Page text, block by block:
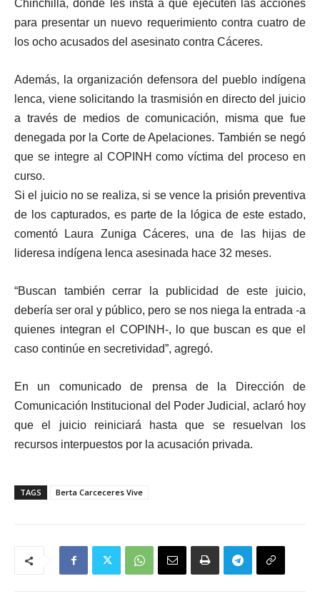
Chinchilla, donde les insta a que ejecuten las acciones
para presentar un nuevo requerimiento contra cuatro de
los ocho acusados del asesinato contra Cáceres.
Además, la organización defensora del pueblo indígena
lenca, viene solicitando la trasmisión en directo del juicio
a través de medios de comunicación, misma que fue
denegada por la Corte de Apelaciones. También se negó
que se integre al COPINH como víctima del proceso en
curso.
Si el juicio no se realiza, si se vence la prisión preventiva
de los capturados, es parte de la lógica de este estado,
comentó Laura Zuniga Cáceres, una de las hijas de
lideresa indígena lenca asesinada hace 32 meses.
“Buscan también cerrar la publicidad de este juicio,
debería ser oral y público, pero se nos niega la entrada -a
quienes integran el COPINH-, lo que buscan es que el
caso continúe en secretividad”, agregó.
En un comunicado de prensa de la Dirección de
Comunicación Institucional del Poder Judicial, aclaró hoy
que el juicio reiniciará hasta que se resuelvan los
recursos interpuestos por la acusación privada.
TAGS Berta Carceceres Vive